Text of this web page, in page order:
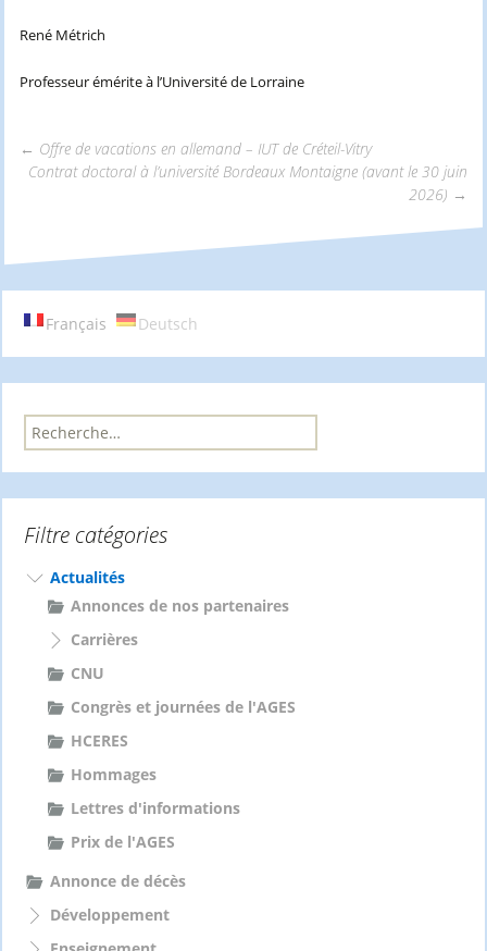
René Métrich
Professeur émérite à l’Université de Lorraine
des
articles
← Offre de vacations en allemand – IUT de Créteil-Vitry
Contrat doctoral à l’université Bordeaux Montaigne (avant le 30 juin
2026) →
Français Deutsch
R
e
r
h
Filtre catégories
Actualités
Annonces de nos partenaires
Carrières
CNU
Congrès et journées de l'AGES
HCERES
Hommages
Lettres d'informations
Prix de l'AGES
Annonce de décès
Développement